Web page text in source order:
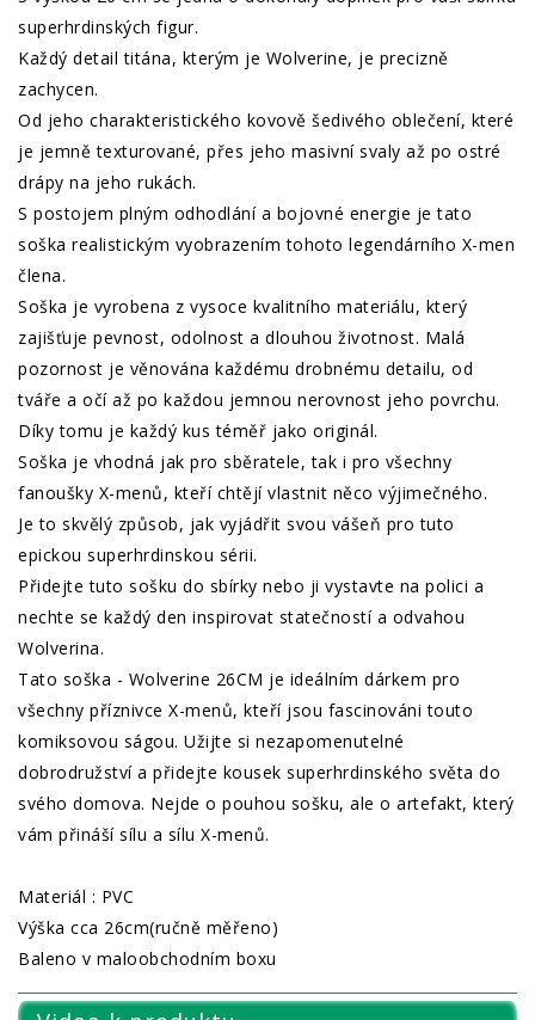
superhrdinských figur.
Každý detail titána, kterým je Wolverine, je precizně
zachycen.
Od jeho charakteristického kovově šedivého oblečení, které
je jemně texturované, přes jeho masivní svaly až po ostré
drápy na jeho rukách.
S postojem plným odhodlání a bojovné energie je tato
soška realistickým vyobrazením tohoto legendárního X-men
člena.
Soška je vyrobena z vysoce kvalitního materiálu, který
zajišťuje pevnost, odolnost a dlouhou životnost. Malá
pozornost je věnována každému drobnému detailu, od
tváře a očí až po každou jemnou nerovnost jeho povrchu.
Díky tomu je každý kus téměř jako originál.
Soška je vhodná jak pro sběratele, tak i pro všechny
fanoušky X-menů, kteří chtějí vlastnit něco výjimečného.
Je to skvělý způsob, jak vyjádřit svou vášeň pro tuto
epickou superhrdinskou sérii.
Přidejte tuto sošku do sbírky nebo ji vystavte na polici a
nechte se každý den inspirovat statečností a odvahou
Wolverina.
Tato soška - Wolverine 26CM je ideálním dárkem pro
všechny příznivce X-menů, kteří jsou fascinováni touto
komiksovou ságou. Užijte si nezapomenutelné
dobrodružství a přidejte kousek superhrdinského světa do
svého domova. Nejde o pouhou sošku, ale o artefakt, který
vám přináší sílu a sílu X-menů.
Materiál : PVC
Výška cca 26cm(ručně měřeno)
Baleno v maloobchodním boxu